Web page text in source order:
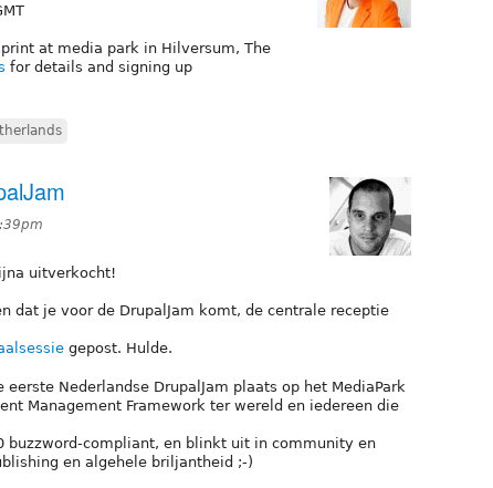
at media park in Hilversum, The
for details and signing up
uitverkocht!
dat je voor de DrupalJam komt, de centrale receptie
gepost. Hulde.
Nederlandse DrupalJam plaats op het MediaPark
Management Framework ter wereld en iedereen die
buzzword-compliant, en blinkt uit in community en
en algehele briljantheid ;-)